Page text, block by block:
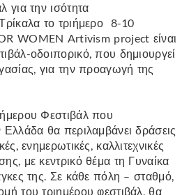
για την ισότητα
το τριήμερο 8-10
WOMEN Artivism project είναι
οδοιπορικό, που δημιουργεί
για την προαγωγή της
Φεστιβάλ που
Ελλάδα θα περιλαμβάνει δράσεις
ενημερωτικές, καλλιτεχνικές
με κεντρικό θέμα τη Γυναίκα
της. Σε κάθε πόλη – σταθμό,
του τριημέρου φεστιβάλ, θα